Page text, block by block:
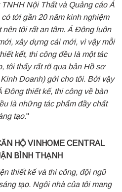
Nội Thất và Quảng cáo Á
tới gần 20 năm kinh nghiệm
nên tôi rất an tâm. Á Đông luôn
xây dựng cái mới, vì vậy mỗi
kết, thi công đều là một tác
tôi thấy rất rõ qua bản Hồ sơ
Doanh) gởi cho tôi. Bởi vậy
Đông thiết kế, thi công về bàn
là những tác phẩm đầy chất
tạo."
HỘ VINHOME CENTRAL
BÌNH THẠNH
thiết kế và thi công, đội ngũ
tạo. Ngôi nhà của tôi mang